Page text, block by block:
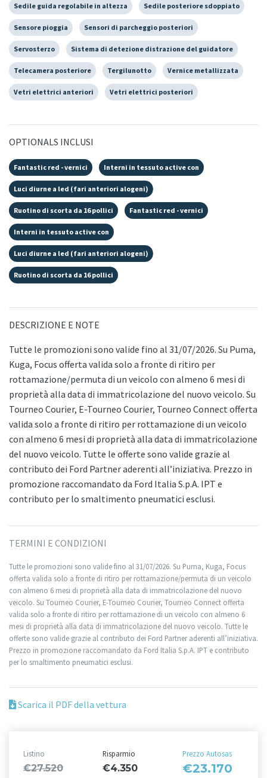
Sedile guida regolabile in altezza Sedile posteriore sdoppiato
Sensore pioggia Sensori di parcheggio posteriori
Servosterzo Sistema di detezione distrazione del guidatore
Telecamera posteriore Tergilunotto Vernice metallizzata
Vetri elettrici anteriori Vetri elettrici posteriori
OPTIONALS INCLUSI
Fantastic red - vernici Interni in tessuto active con
Luci diurne a led (fari anteriori alogeni)
Ruotino di scorta da 16 pollici Fantastic red - vernici
Interni in tessuto active con
Luci diurne a led (fari anteriori alogeni)
Ruotino di scorta da 16 pollici
DESCRIZIONE E NOTE
Tutte le promozioni sono valide fino al 31/07/2026. Su Puma,
Kuga, Focus offerta valida solo a fronte di ritiro per
rottamazione/permuta di un veicolo con almeno 6 mesi di
proprietà alla data di immatricolazione del nuovo veicolo. Su
Tourneo Courier, E-Tourneo Courier, Tourneo Connect offerta
valida solo a fronte di ritiro per rottamazione di un veicolo
con almeno 6 mesi di proprietà alla data di immatricolazione
del nuovo veicolo. Tutte le offerte sono valide grazie al
contributo dei Ford Partner aderenti all’iniziativa. Prezzo in
promozione raccomandato da Ford Italia S.p.A. IPT e
contributo per lo smaltimento pneumatici esclusi.
TERMINI E CONDIZIONI
Tutte le promozioni sono valide fino al 31/07/2026. Su Puma, Kuga, Focus
offerta valida solo a fronte di ritiro per rottamazione/permuta di un veicolo
con almeno 6 mesi di proprietà alla data di immatricolazione del nuovo
veicolo. Su Tourneo Courier, E-Tourneo Courier, Tourneo Connect offerta
valida solo a fronte di ritiro per rottamazione di un veicolo con almeno 6
mesi di proprietà alla data di immatricolazione del nuovo veicolo. Tutte le
offerte sono valide grazie al contributo dei Ford Partner aderenti all’iniziativa.
Prezzo in promozione raccomandato da Ford Italia S.p.A. IPT e contributo
per lo smaltimento pneumatici esclusi.
Scarica il PDF della vettura
Listino
€27.520
Risparmio
€4.350
Prezzo Autosas
€23.170